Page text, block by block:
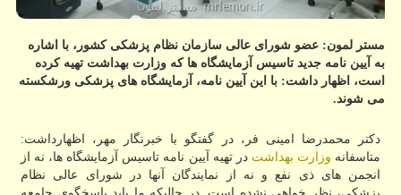
مستر لمون: عضو شورای عالی سازمان نظام پزشكی كشور، با اشاره
به آیین نامه جدید تاسیس آزمایشگاه ها كه وزارت بهداشت تهیه كرده
است، اظهار داشت: با این آیین نامه، آزمایشگاه های پزشكی ورشكسته
می شوند.
دكتر محمدرضا امینی فر، در گفتگو با خبرنگار مهر، اظهارداشت:
متاسفانه وزارت بهداشت در تهیه آیین نامه تاسیس آزمایشگاه ها، نه از
انجمن های ذی نفع و نه از نمایندگان آنها در شورای عالی نظام